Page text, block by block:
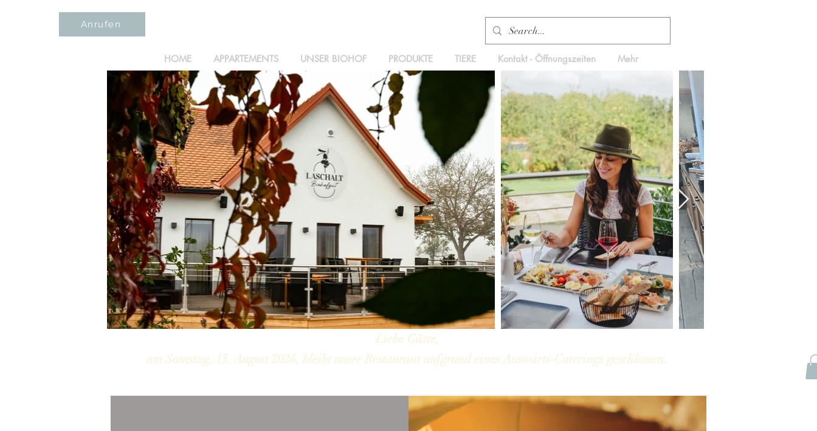
Anrufen
HOME APPARTEMENTS UNSER BIOHOF PRODUKTE TIERE Kontakt - Öffnungszeiten Mehr
Liebe Gäste,
am Samstag, 15. August 2026, bleibt unser Restaurant aufgrund eines Auswärts-Caterings geschlossen.